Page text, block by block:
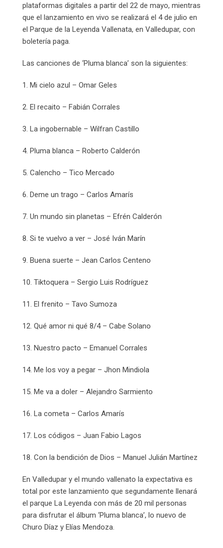
plataformas digitales a partir del 22 de mayo, mientras
que el lanzamiento en vivo se realizará el 4 de julio en
el Parque de la Leyenda Vallenata, en Valledupar, con
boletería paga.
Las canciones de ‘Pluma blanca’ son la siguientes:
1. Mi cielo azul – Omar Geles
2. El recaito – Fabián Corrales
3. La ingobernable – Wilfran Castillo
4. Pluma blanca – Roberto Calderón
5. Calencho – Tico Mercado
6. Deme un trago – Carlos Amarís
7. Un mundo sin planetas – Efrén Calderón
8. Si te vuelvo a ver – José Iván Marín
9. Buena suerte – Jean Carlos Centeno
10. Tiktoquera – Sergio Luis Rodríguez
11. El frenito – Tavo Sumoza
12. Qué amor ni qué 8/4 – Cabe Solano
13. Nuestro pacto – Emanuel Corrales
14. Me los voy a pegar – Jhon Mindiola
15. Me va a doler – Alejandro Sarmiento
16. La cometa – Carlos Amarís
17. Los códigos – Juan Fabio Lagos
18. Con la bendición de Dios – Manuel Julián Martínez
En Valledupar y el mundo vallenato la expectativa es
total por este lanzamiento que segundamente llenará
el parque La Leyenda con más de 20 mil personas
para disfrutar el álbum ‘Pluma blanca’, lo nuevo de
Churo Díaz y Elías Mendoza.